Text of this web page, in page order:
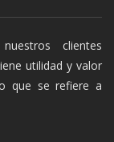
clientes
utilidad y valor
que se refiere a